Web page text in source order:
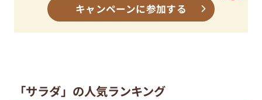
キャンペーンに参加する
「サラダ」の人気ランキング